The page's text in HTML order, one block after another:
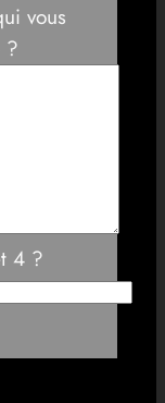
vous
?
4 ?